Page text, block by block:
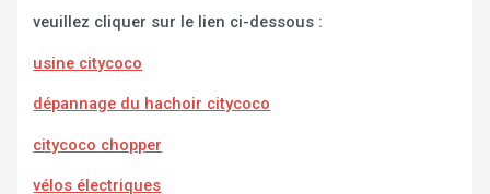
veuillez cliquer sur le lien ci-dessous :
usine citycoco
dépannage du hachoir citycoco
citycoco chopper
vélos électriques